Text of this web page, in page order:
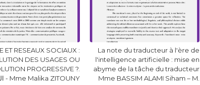
La note du traducteur à l'ère de
l'intelligence artificielle : mise en
abyme de la tâche du traducteur
Mme BASSIM ALAMI Siham – M.
ET RESEAUX SOCIAUX :
DES USAGES OU
PROGRESSIVE ?.